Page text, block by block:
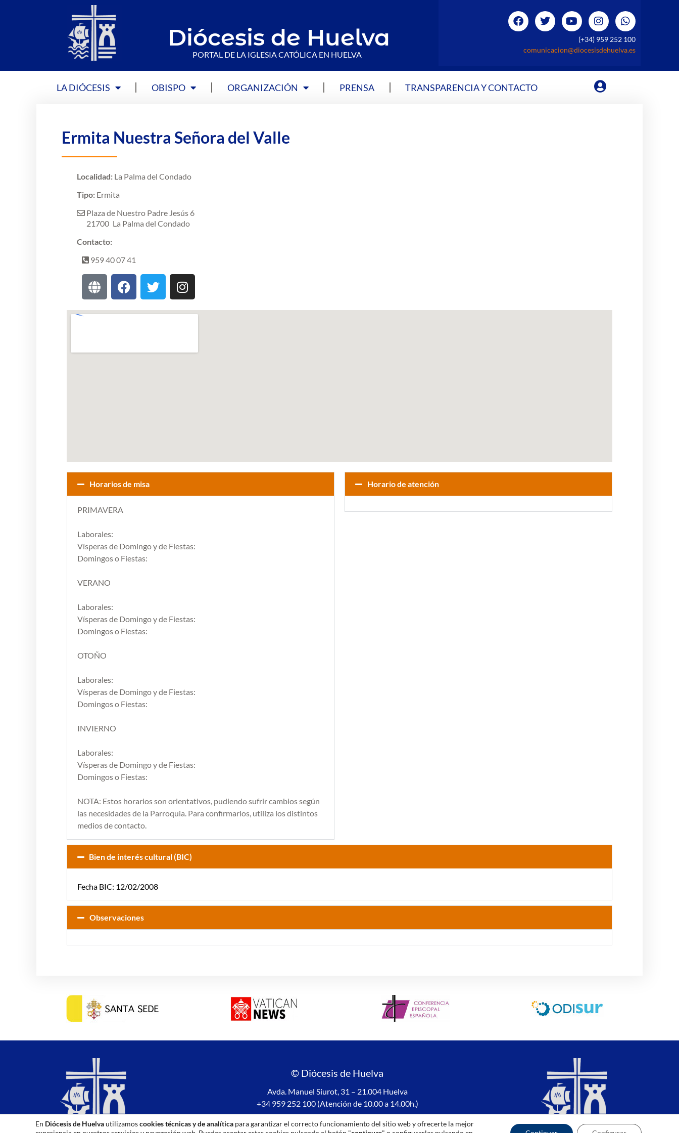
Diócesis de Huelva
PORTAL DE LA IGLESIA CATÓLICA EN HUELVA
(+34) 959 252 100
comunicacion@diocesisdehuelva.es
LA DIÓCESIS OBISPO ORGANIZACIÓN PRENSA TRANSPARENCIA Y CONTACTO
Ermita Nuestra Señora del Valle
Localidad: La Palma del Condado
Tipo: Ermita
Plaza de Nuestro Padre Jesús 6
21700 La Palma del Condado
Contacto:
959 40 07 41
Horarios de misa
PRIMAVERA
Laborales:
Vísperas de Domingo y de Fiestas:
Domingos o Fiestas:
VERANO
Laborales:
Vísperas de Domingo y de Fiestas:
Domingos o Fiestas:
OTOÑO
Laborales:
Vísperas de Domingo y de Fiestas:
Domingos o Fiestas:
INVIERNO
Laborales:
Vísperas de Domingo y de Fiestas:
Domingos o Fiestas:
NOTA: Estos horarios son orientativos, pudiendo sufrir cambios según
las necesidades de la Parroquia. Para confirmarlos, utiliza los distintos
medios de contacto.
Horario de atención
Bien de interés cultural (BIC)
Fecha BIC: 12/02/2008
Observaciones
© Diócesis de Huelva
Avda. Manuel Siurot, 31 – 21.004 Huelva
+34 959 252 100 (Atención de 10.00 a 14.00h.)
Aviso legal|Política de privacidad|Política de Cookies
En Diócesis de Huelvautilizamoscookies técnicas y de analítica para garantizar el correcto funcionamiento del sitio web y ofrecerte la mejor